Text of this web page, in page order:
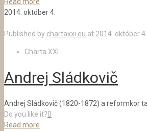
Read more
2014. október 4.
Published by chartaxxi.eu at 2014. október 4.
Charta XXI
Andrej Sládkovič
Andrej Sládkovič (1820-1872) a reformkor
Do you like it?0
Read more